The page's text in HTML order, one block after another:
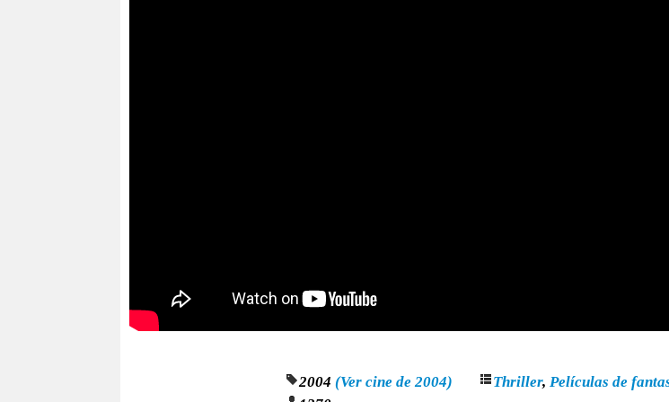
2004 (Ver cine de 2004) Thriller, Películas de